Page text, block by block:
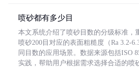
喷砂都有多少目
本文系统介绍了喷砂目数的分级标准，
喷砂200目对应的表面粗糙度（Ra 3.2-
同目数的应用场景。数据来源包括ISO
实践，帮助用户根据需求选择合适的喷